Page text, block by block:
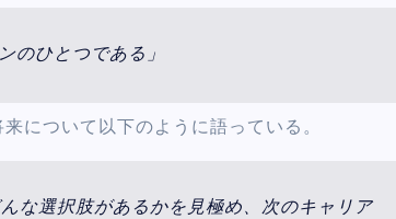
のひとつである」
について以下のように語っている。
な選択肢があるかを見極め、次のキャリア